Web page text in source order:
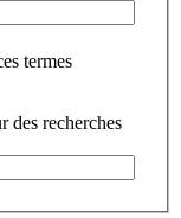
termes
des recherches